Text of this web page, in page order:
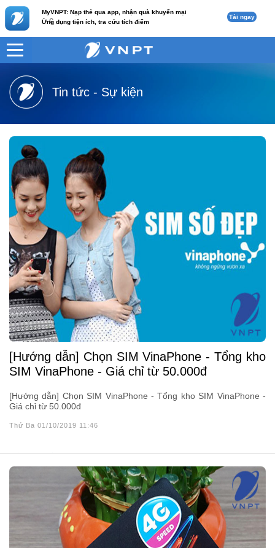
MyVNPT: Nạp thẻ qua app, nhận quà khuyến mại
Ứng dụng tiện ích, tra cứu tích điểm
c Tải ngay
VNPT
Tin tức - Sự kiện
[Hướng dẫn] Chọn SIM VinaPhone - Tổng kho
SIM VinaPhone - Giá chỉ từ 50.000đ
[Hướng dẫn] Chọn SIM VinaPhone - Tổng kho SIM VinaPhone -
Giá chỉ từ 50.000đ
Thứ Ba 01/10/2019 11:46